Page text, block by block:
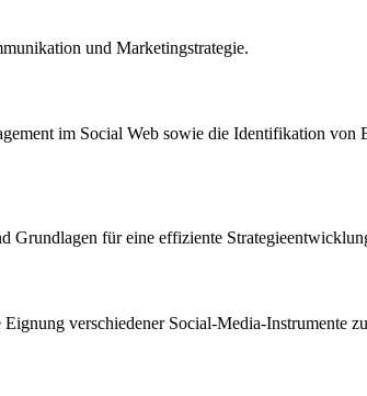
und Marketingstrategie.
im Social Web sowie die Identifikation von
Grundlagen für eine effiziente
verschiedener Social-Media-Instrumente